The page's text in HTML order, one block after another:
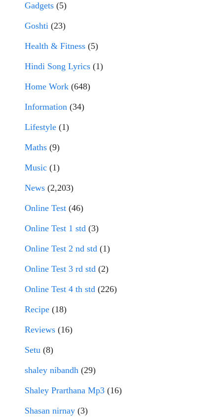
Gadgets (5)
Goshti (23)
Health & Fitness (5)
Hindi Song Lyrics (1)
Home Work (648)
Information (34)
Lifestyle (1)
Maths (9)
Music (1)
News (2,203)
Online Test (46)
Online Test 1 std (3)
Online Test 2 nd std (1)
Online Test 3 rd std (2)
Online Test 4 th std (226)
Recipe (18)
Reviews (16)
Setu (8)
shaley nibandh (29)
Shaley Prarthana Mp3 (16)
Shasan nirnay (3)